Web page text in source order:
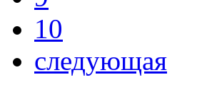
10
следующая